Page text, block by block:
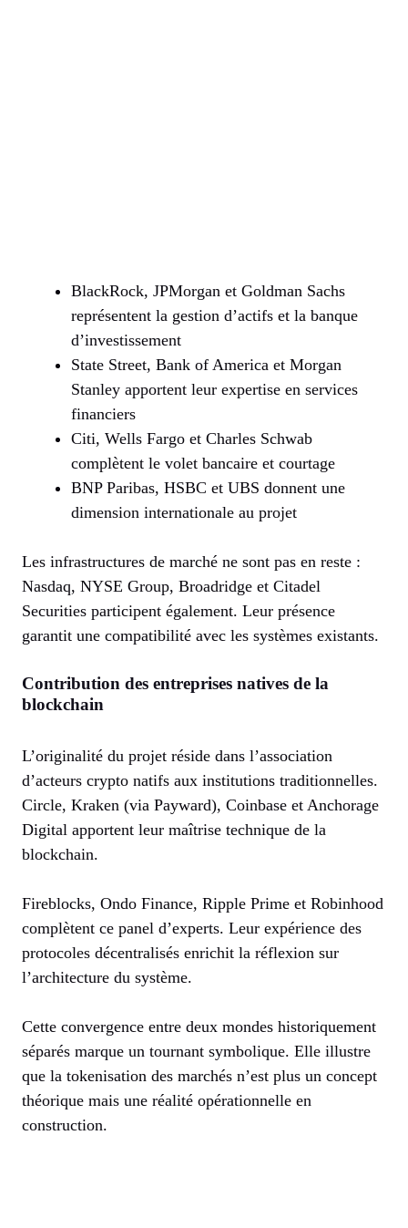
BlackRock, JPMorgan et Goldman Sachs
représentent la gestion d’actifs et la banque
d’investissement
State Street, Bank of America et Morgan
Stanley apportent leur expertise en services
financiers
Citi, Wells Fargo et Charles Schwab
complètent le volet bancaire et courtage
BNP Paribas, HSBC et UBS donnent une
dimension internationale au projet
Les infrastructures de marché ne sont pas en reste :
Nasdaq, NYSE Group, Broadridge et Citadel
Securities participent également. Leur présence
garantit une compatibilité avec les systèmes existants.
Contribution des entreprises natives de la
blockchain
L’originalité du projet réside dans l’association
d’acteurs crypto natifs aux institutions traditionnelles.
Circle, Kraken (via Payward), Coinbase et Anchorage
Digital apportent leur maîtrise technique de la
blockchain.
Fireblocks, Ondo Finance, Ripple Prime et Robinhood
complètent ce panel d’experts. Leur expérience des
protocoles décentralisés enrichit la réflexion sur
l’architecture du système.
Cette convergence entre deux mondes historiquement
séparés marque un tournant symbolique. Elle illustre
que la tokenisation des marchés n’est plus un concept
théorique mais une réalité opérationnelle en
construction.